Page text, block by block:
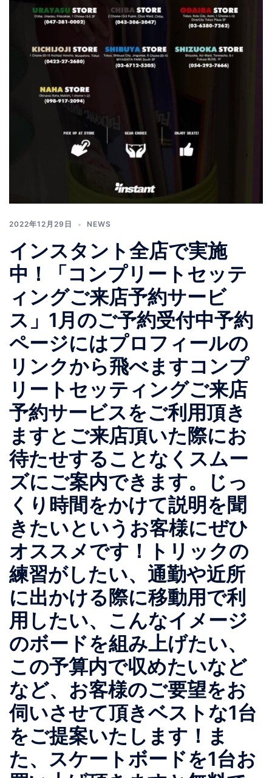
2022年12月29日 NEWS
インスタント全店で実施
中！「コンプリートセッテ
ィングご来店予約サービ
ス」1月のご予約受付中予約
ページにはプロフィールの
リンクから飛べますコンプ
リートセッティングご来店
予約サービスをご利用頂き
ますとご来店頂いた際にお
待たせすることなくスムー
ズにご案内できます。じっ
くり時間をかけて説明を聞
きたいというお客様にぜひ
オススメです！トリックの
練習がしたい、通勤や近所
に出かける際に移動用で利
用したい、こんなイメージ
のボードを組み上げたい、
この予算内で収めたいなど
など、お客様のご要望をお
伺いさせて頂きベストな1台
をご提案いたします！ま
た、スケートボードを1台お